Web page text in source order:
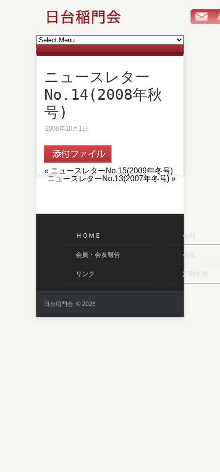
ニュースレター
No.14(2008年秋
号)
2008年10月1日
« ニュースレターNo.15(2009年冬号)
ニュースレターNo.13(2007年冬号) »
ＨＯＭＥ 会則
会員・会友報告 会報
リンク 活動年表
日台稲門会 © 2026